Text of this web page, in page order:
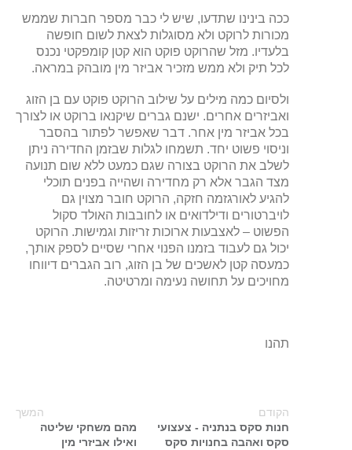
ככה בינינו שתדעו, שיש לי כבר מספר חברות שממש
מכורות לרוקט ולא מסוגלות לצאת לשום חופשה
בלעדיו. מזל שהרוקט פוקט הוא קטן קומפקטי נכנס
לכל תיק ולא ממש מזכיר אביזר מין מובהק במראה.
ולסיום כמה מילים על שילוב הרוקט פוקט עם בן הזוג
ואביזרים אחרים. ישנם גברים שיקנאו ברוקט או לצורך
בכל אביזר מין אחר. דבר שאפשר לפתור בהסבר
וניסוי פשוט יחד. תשמחו לגלות שבזמן החדירה ניתן
לשלב את הרוקט בצורה שגם כמעט ללא שום תנועה
מצד הגבר אלא רק מחדירה ושהייה בפנים תוכלי
להגיע לאורגזמה חזקה, הרוקט חובר מצוין גם
לויברטורים ודילדואים או לחובבות האולד סקול
הפשוט – לאצבעות ארוכות זריזות וגמישות. הרוקט
יכול גם לעבוד בזמנו הפנוי אחרי שסיים לספק אותך,
כמעסה קטן לאשכים של בן הזוג, רוב הגברים דיווחו
מחויכים על תחושה נעימה ומרטיטה.
תהנו
הקודם
חנות סקס בנתניה - צעצועי
סקס ואהבה בחנויות סקס
המשך
מהם משחקי שליטה
ואילו אביזרי מין